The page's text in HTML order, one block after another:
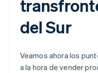
del Sur
Veamos ahora los
a la hora de vender